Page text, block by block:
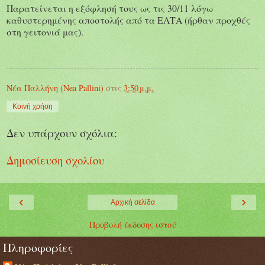
Παρατείνεται η εξόφλησή τους ως τις 30/11 λόγω
καθυστερημένης αποστολής από τα ΕΛΤΑ (ήρθαν προχθές
στη γειτονιά μας).
Νέα Παλλήνη (Nea Pallini) στις 3:50 μ.μ.
Κοινή χρήση
Δεν υπάρχουν σχόλια:
Δημοσίευση σχολίου
‹ ›
Αρχική σελίδα
Προβολή έκδοσης ιστού
Πληροφορίες